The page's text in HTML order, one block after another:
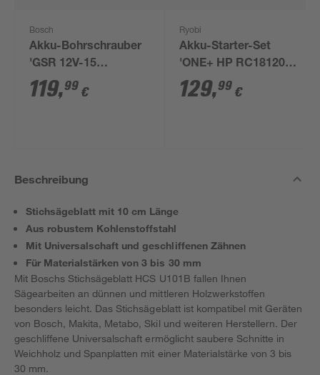
Bosch
Akku-Bohrschrauber
'GSR 12V-15
Professional' mit 2
Akkus, Tasche und
119,99 €
Ryobi
Akku-Starter-Set
'ONE+ HP RC18120-
150X' 18 V 5,0 Ah mit
Akku und Ladegerät
129,99 €
Beschreibung
Stichsägeblatt mit 10 cm Länge
Aus robustem Kohlenstoffstahl
Mit Universalschaft und geschliffenen Zähnen
Für Materialstärken von 3 bis 30 mm
Mit Boschs Stichsägeblatt HCS U101B fallen Ihnen
Sägearbeiten an dünnen und mittleren Holzwerkstoffen
besonders leicht. Das Stichsägeblatt ist kompatibel mit Geräten
von Bosch, Makita, Metabo, Skil und weiteren Herstellern. Der
geschliffene Universalschaft ermöglicht saubere Schnitte in
Weichholz und Spanplatten mit einer Materialstärke von 3 bis
30 mm.